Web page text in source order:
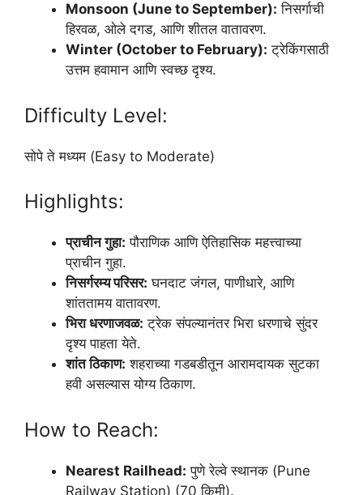
Monsoon (June to September): निसर्गाची
हिरवळ, ओले दगड, आणि शीतल वातावरण.
Winter (October to February): ट्रेकिंगसाठी
उत्तम हवामान आणि स्वच्छ दृश्य.
Difficulty Level:
सोपे ते मध्यम (Easy to Moderate)
Highlights:
प्राचीन गुहा: पौराणिक आणि ऐतिहासिक महत्त्वाच्या
प्राचीन गुहा.
निसर्गरम्य परिसर: घनदाट जंगल, पाणीधारे, आणि
शांततामय वातावरण.
भिरा धरणाजवळ: ट्रेक संपल्यानंतर भिरा धरणाचे सुंदर
दृश्य पाहता येते.
शांत ठिकाण: शहराच्या गडबडीतून आरामदायक सुटका
हवी असल्यास योग्य ठिकाण.
How to Reach:
Nearest Railhead: पुणे रेल्वे स्थानक (Pune
Railway Station) (70 किमी).